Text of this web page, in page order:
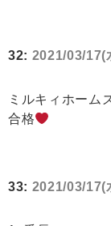
32: 2021/03/
ミルキィホーム
合格
33: 2021/03/